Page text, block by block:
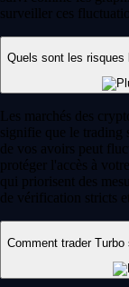
Qu'est-ce que le day
Découvrez les bases
et risques pour
Learn more
Qu'est-ce que le day
Découvrez les bases
et risques pour
cryptomonnaies.